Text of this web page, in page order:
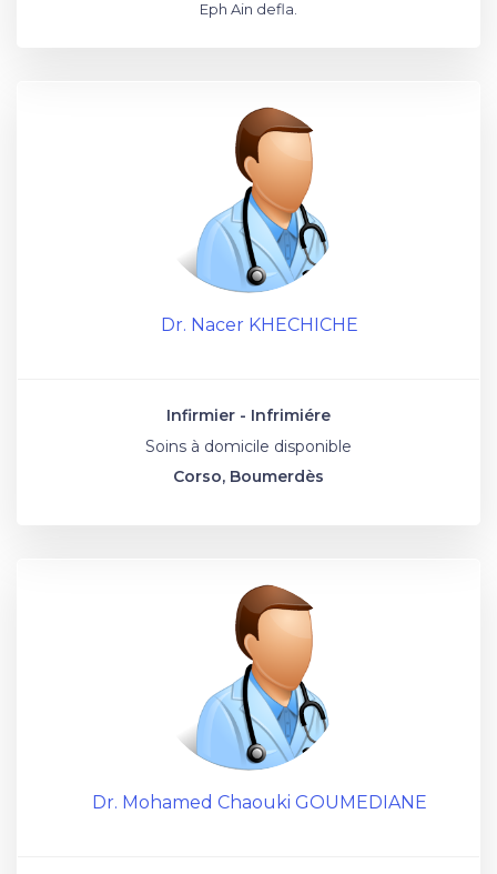
Eph Ain defla.
Dr. Nacer KHECHICHE
Infirmier - Infrimiére
Soins à domicile disponible
Corso, Boumerdès
Dr. Mohamed Chaouki GOUMEDIANE